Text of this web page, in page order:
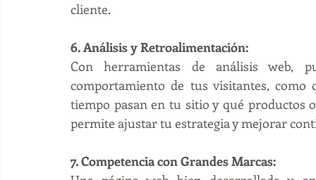
cliente.
6. Análisis y Retroalimentación:
Con herramientas de análisis web,
comportamiento de tus visitantes, como
tiempo pasan en tu sitio y qué productos
permite ajustar tu estrategia y mejorar
7. Competencia con Grandes Marcas: